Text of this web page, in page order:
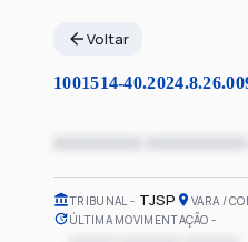
Voltar
1001514-
xxxxxxxx
TRIBUNAL TJSP VARA /
ÚLTIMA MOVIMENTAÇÃO